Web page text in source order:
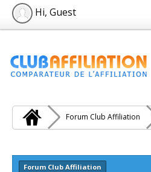
Hi, Guest
Forum Club Affiliation
Forum Club Affiliation